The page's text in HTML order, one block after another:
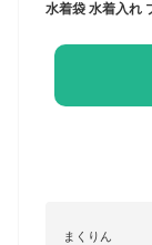
まくりん